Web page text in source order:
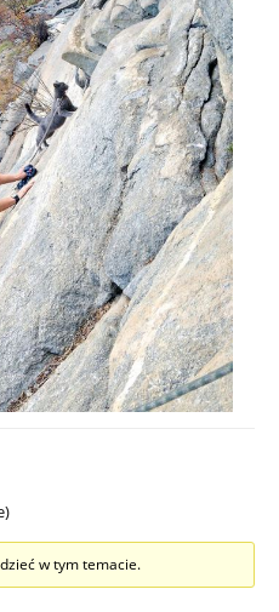
w tym temacie.